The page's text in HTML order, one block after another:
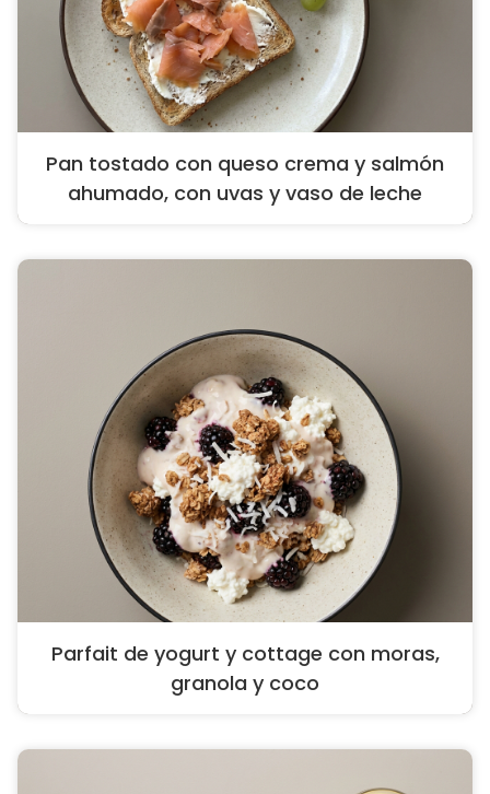
Pan tostado con queso crema y salmón
ahumado, con uvas y vaso de leche
Parfait de yogurt y cottage con moras,
granola y coco